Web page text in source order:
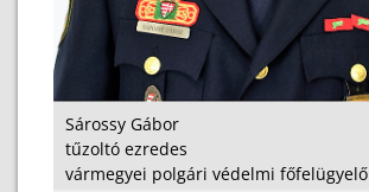
Sárossy Gábor
tűzoltó ezredes
vármegyei polgári védelmi főfelügyelő